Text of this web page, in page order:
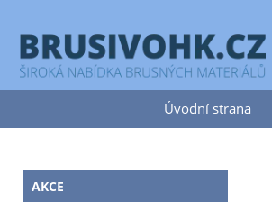
Úvodní strana
AKCE